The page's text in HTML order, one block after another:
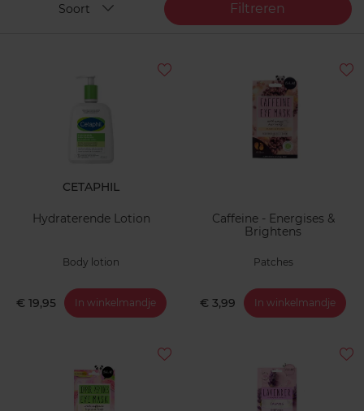
Filtreren
Soort
CETAPHIL
Hydraterende Lotion
Body lotion
€ 19,95 In winkelmandje
Caffeine - Energises &
Brightens
Patches
€ 3,99 In winkelmandje